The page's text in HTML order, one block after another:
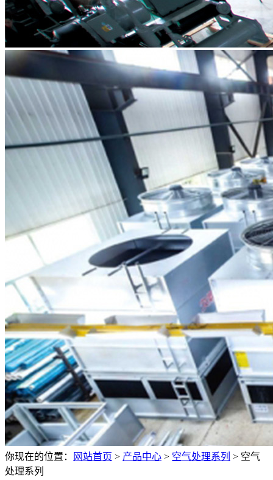
你现在的位置： 网站首页 > 产品中心 > 空气处理系列 > 空气
处理系列